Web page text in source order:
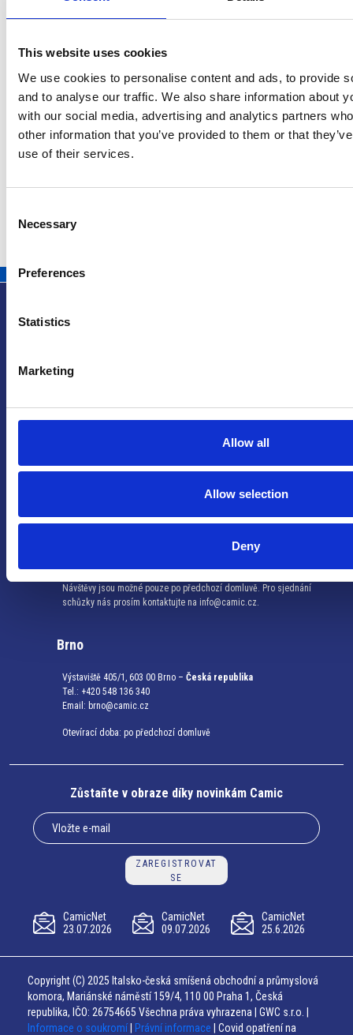
This website uses cookies
We use cookies to personalise content and ads, to provide
and to analyse our traffic. We also share information about
with our social media, advertising and analytics partners
other information that you’ve provided to them or that
use of their services.
Selection
Necessary
Preferences
Statistics
Marketing
Allow all
Allow selection
Deny
5 srpna 2026
Pražský fragment evangelia svatého Marka
bude vystaven v Aquileii
Itálie
Mariánské náměstí 159/4, 110 00 Praha 1 – Česká republika
Email:info@camic.cz
Návštěvy jsou možné pouze po předchozí domluvě. Pro sjednání
schůzky nás prosím kontaktujte na info@camic.cz.
Brno
Výstaviště 405/1, 603 00 Brno – Česká republika
Tel.: +420 548 136 340
Email: brno@camic.cz
Otevírací doba: po předchozí domluvě
Zůstaňte v obraze díky novinkám Camic
ZAREGISTROVAT
SE
CamicNet
23.07.2026
CamicNet
09.07.2026
CamicNet
25.6.2026
Copyright (C) 2025 Italsko-česká smíšená obchodní a průmyslová
komora, Mariánské náměstí 159/4, 110 00 Praha 1, Česká
republika, IČO: 26754665 Všechna práva vyhrazena | GWC s.r.o. |
Informace o soukromí
Právní informace | Covid opatření na